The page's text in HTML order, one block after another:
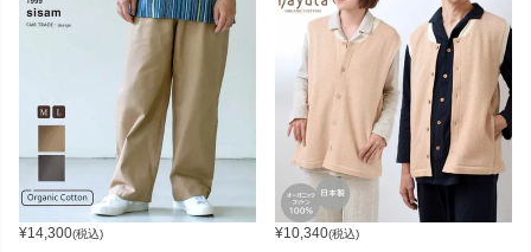
¥14,300(税込) ¥10,340(税込)